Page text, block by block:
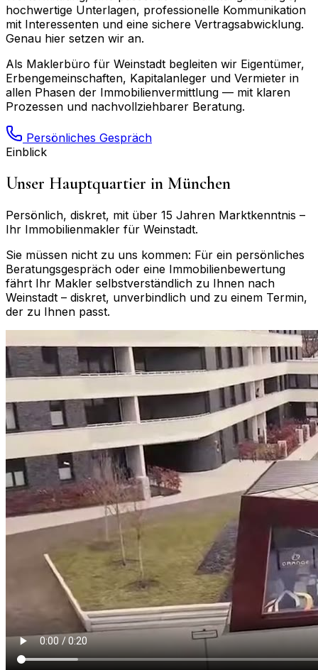
hochwertige Unterlagen, professionelle Kommunikation
mit Interessenten und eine sichere Vertragsabwicklung.
Genau hier setzen wir an.
Als Maklerbüro für Weinstadt begleiten wir Eigentümer,
Erbengemeinschaften, Kapitalanleger und Vermieter in
allen Phasen der Immobilienvermittlung — mit klaren
Prozessen und nachvollziehbarer Beratung.
Persönliches Gespräch
Einblick
Unser Hauptquartier in München
Persönlich, diskret, mit über 15 Jahren Marktkenntnis –
Ihr Immobilienmakler für Weinstadt.
Sie müssen nicht zu uns kommen: Für ein persönliches
Beratungsgespräch oder eine Immobilienbewertung
fährt Ihr Makler selbstverständlich zu Ihnen nach
Weinstadt – diskret, unverbindlich und zu einem Termin,
der zu Ihnen passt.